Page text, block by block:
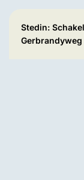
Stedin:
Gerbrandyweg